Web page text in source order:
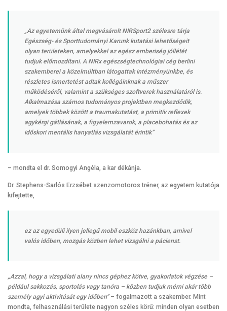
„Az egyetemünk által megvásárolt NIRSport2 szélesre tárja
Egészség- és Sporttudományi Karunk kutatási lehetőségeit
olyan területeken, amelyekkel az egész emberiség jóllétét
tudjuk előmozdítani. A NIRx egészségtechnológiai cég berlini
szakemberei a közelmúltban látogattak intézményünkbe, és
részletes ismertetést adtak kollégáinknak a műszer
működéséről, valamint a szükséges szoftverek használatáról is.
Alkalmazása számos tudományos projektben megkezdődik,
amelyek többek között a traumakutatást, a primitív reflexek
agykérgi gátlásának, a figyelemzavarok, a placebohatás és az
időskori mentális hanyatlás vizsgálatát érintik”
– mondta el dr. Somogyi Angéla, a kar dékánja.
Dr. Stephens-Sarlós Erzsébet szenzomotoros tréner, az egyetem kutatója
kifejtette,
ez az egyedüli ilyen jellegű mobil eszköz hazánkban, amivel
valós időben, mozgás közben lehet vizsgálni a pácienst.
„Azzal, hogy a vizsgálati alany nincs géphez kötve, gyakorlatok végzése –
például sakkozás, sportolás vagy tanóra – közben tudjuk mérni akár több
személy agyi aktivitását egy időben”– fogalmazott a szakember. Mint
mondta, felhasználási területe nagyon széles körű: minden olyan esetben